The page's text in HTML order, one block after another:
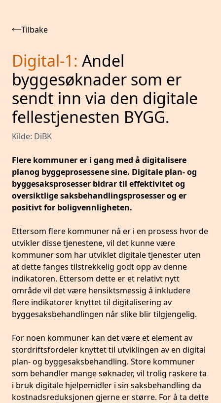
Tilbake
Digital-1: Andel
byggesøknader som er
sendt inn via den digitale
fellestjenesten BYGG.
Kilde: DiBK
Flere kommuner er i gang med å digitalisere
planog byggeprosessene sine. Digitale plan- og
byggesaksprosesser bidrar til effektivitet og
oversiktlige saksbehandlingsprosesser og er
positivt for boligvennligheten.
Ettersom flere kommuner nå er i en prosess hvor de
utvikler disse tjenestene, vil det kunne være
kommuner som har utviklet digitale tjenester uten
at dette fanges tilstrekkelig godt opp av denne
indikatoren. Ettersom dette er et relativt nytt
område vil det være hensiktsmessig å inkludere
flere indikatorer knyttet til digitalisering av
byggesaksbehandlingen når slike blir tilgjengelig.
For noen kommuner kan det være et element av
stordriftsfordeler knyttet til utviklingen av en digital
plan- og byggesaksbehandling. Store kommuner
som behandler mange søknader, vil trolig raskere ta
i bruk digitale hjelpemidler i sin saksbehandling da
kostnadsreduksjonen gjerne er større. For å ta dette